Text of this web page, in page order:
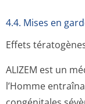
4.4. Mises en
Effets
ALIZEM est un
l’Homme